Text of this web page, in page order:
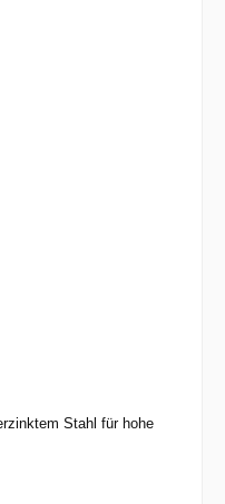
Stahl für hohe